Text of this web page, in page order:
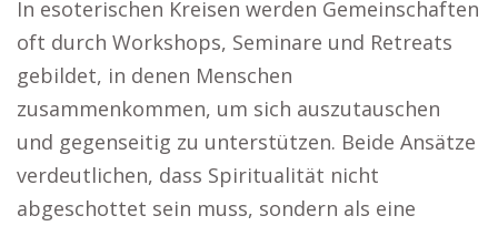
In esoterischen Kreisen werden Gemeinschaften
oft durch Workshops, Seminare und Retreats
gebildet, in denen Menschen
zusammenkommen, um sich auszutauschen
und gegenseitig zu unterstützen. Beide Ansätze
verdeutlichen, dass Spiritualität nicht
abgeschottet sein muss, sondern als eine